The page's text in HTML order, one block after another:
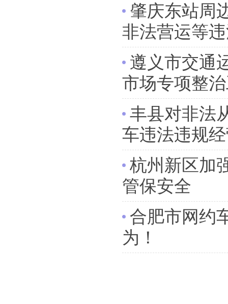
肇庆东站周
非法营运等
遵义市交通
市场专项整
丰县对非法
车违法违规
杭州新区加
管保安全
合肥市网约
为！